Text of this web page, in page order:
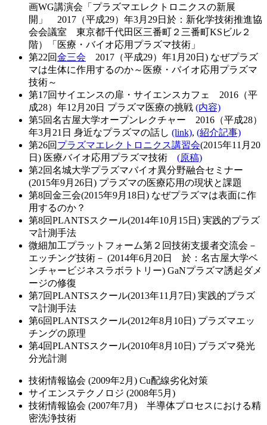
画WG講演会「プラズマエレクトロニクスの新展
開」 2017（平成29）年3月29日於：新化学技術推進協
会会議室 東京都千代田区三番町２三番町KSビル２
階）「医療・バイオ応用プラズマ技術」
第22回金三会 2017（平成29）年1月20日) なぜプラズ
マは生体に作用するのか～医療・バイオ応用プラズマ
技術～
第17回サイエンスの扉・サイエンスカフェ 2016（平
成28）年12月20日 プラズマ医療の挑戦 (内容)
第5回名古屋大学オープンレクチャー 2016（平成28）
年3月21日 身近なプラズマの話し (link), (紹介記事)
第26回 プラズマエレクトロニクス講習会(2015年11月20
日) 医療バイオ応用プラズマ技術 (原稿)
第2回名城大学プラズマバイオ異分野融合セミナー
(2015年9月26日) プラズマの医療応用の現状と課題
第8回金三会(2015年9月18日) なぜプラズマは表面に作
用するのか？
第8回PLANTSスクール(2014年10月15日) 実践的プラズ
マ計測手法
微細加工プラットフォーム第２回技術支援者交流会－
エッチング技術－ (2014年6月20日 於：名古屋大学ベ
ンチャービジネスラボラトリー) GaNプラズマ誘起ダメ
ージの修復
第7回PLANTSスクール(2013年11月7日) 実践的プラズ
マ計測手法
第6回PLANTSスクール(2012年8月10日) プラズマエッ
チングの原理
第4回PLANTSスクール(2010年8月10日) プラズマ発光
分光計測
技術情報協会 (2009年2月) Cu配線劣化対策
サイエンステクノロジ (2008年5月)
技術情報協会 (2007年7月) 半導体プロセスにおける精
密洗浄技術